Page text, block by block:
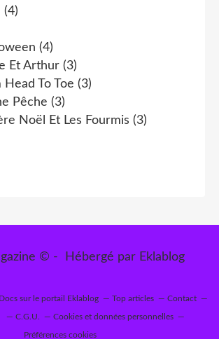
(4)
(4)
Et Arthur (3)
To Toe (3)
Pêche (3)
Noël Et Les Fourmis (3)
© - Hébergé par Eklablog
sur le portail Eklablog Top articles Contact
C.G.U. Cookies et données personnelles
Préférences cookies